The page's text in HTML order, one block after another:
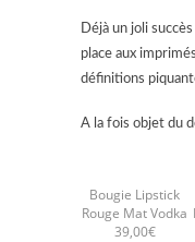
Déjà un joli
place aux
définitions
A la fois objet du
Bougie Lipstick
Rouge Mat Vodka
39,00€